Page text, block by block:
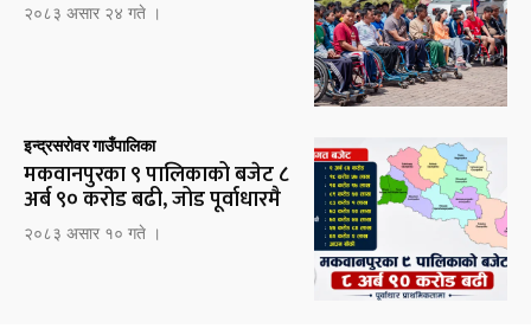
२०८३ असार २४ गते ।
इन्द्रसरोवर गाउँपालिका
मकवानपुरका ९ पालिकाको बजेट ८
अर्ब ९० करोड बढी, जोड पूर्वाधारमै
२०८३ असार १० गते ।